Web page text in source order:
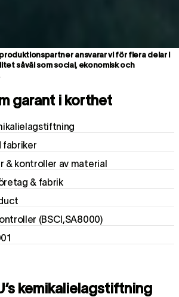
ansvarar vi för flera delar i
såväl som social, ekonomisk och
garant i korthet
fabriker
& kontroller av material
& fabrik
(BSCI,SA8000)
kemikalielagstiftning